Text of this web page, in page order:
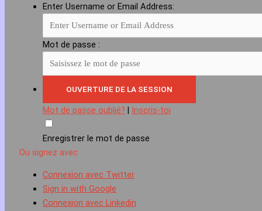
Enter Username or Email Address:
Mot de passe :
Mot de passe oublié? | Inscris-toi
Enregistrer le mot de passe
Ou signez avec
Connexion avec Twitter
Sign in with Google
Connexion avec Linkedin